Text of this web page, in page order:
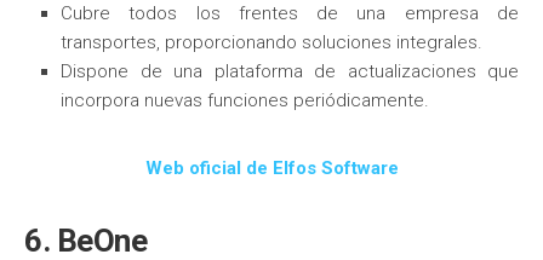
Cubre todos los frentes de una empresa de
transportes, proporcionando soluciones integrales.
Dispone de una plataforma de actualizaciones que
incorpora nuevas funciones periódicamente.
Web oficial de Elfos Software
6. BeOne